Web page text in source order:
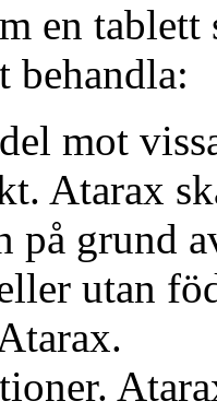
en tablett
behandla:
mot
Atarax
på grund
utan